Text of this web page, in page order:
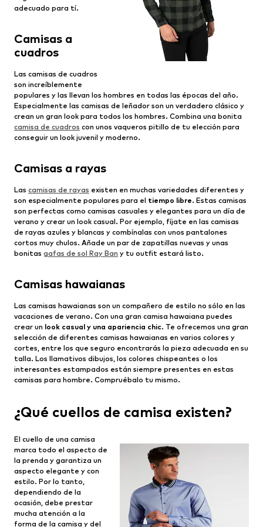
adecuado para tí.
Camisas a
cuadros
Las camisas de cuadros
son increíblemente
populares y las llevan los hombres en todas las épocas del año.
Especialmente las camisas de leñador son un verdadero clásico y
crean un gran look para todos los hombres. Combina una bonita
camisa de cuadros con unos vaqueros pitillo de tu elección para
conseguir un look juvenil y moderno.
Camisas a rayas
Las camisas de rayas existen en muchas variedades diferentes y
son especialmente populares para el tiempo libre. Estas camisas
son perfectas como camisas casuales y elegantes para un día de
verano y crear un look casual. Por ejemplo, fíjate en las camisas
de rayas azules y blancas y combínalas con unos pantalones
cortos muy chulos. Añade un par de zapatillas nuevas y unas
bonitas gafas de sol Ray Ban y tu outfit estará listo.
Camisas hawaianas
Las camisas hawaianas son un compañero de estilo no sólo en las
vacaciones de verano. Con una gran camisa hawaiana puedes
crear un look casual y una apariencia chic. Te ofrecemos una gran
selección de diferentes camisas hawaianas en varios colores y
cortes, entre los que seguro encontrarás la pieza adecuada en su
talla. Los llamativos dibujos, los colores chispeantes o los
interesantes estampados están siempre presentes en estas
camisas para hombre. Compruébalo tu mismo.
¿Qué cuellos de camisa existen?
El cuello de una camisa
marca todo el aspecto de
la prenda y garantiza un
aspecto elegante y con
estilo. Por lo tanto,
dependiendo de la
ocasión, debe prestar
mucha atención a la
forma de la camisa y del